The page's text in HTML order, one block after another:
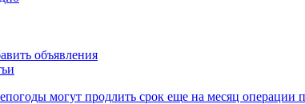
объявления
могут продлить срок еще на месяц